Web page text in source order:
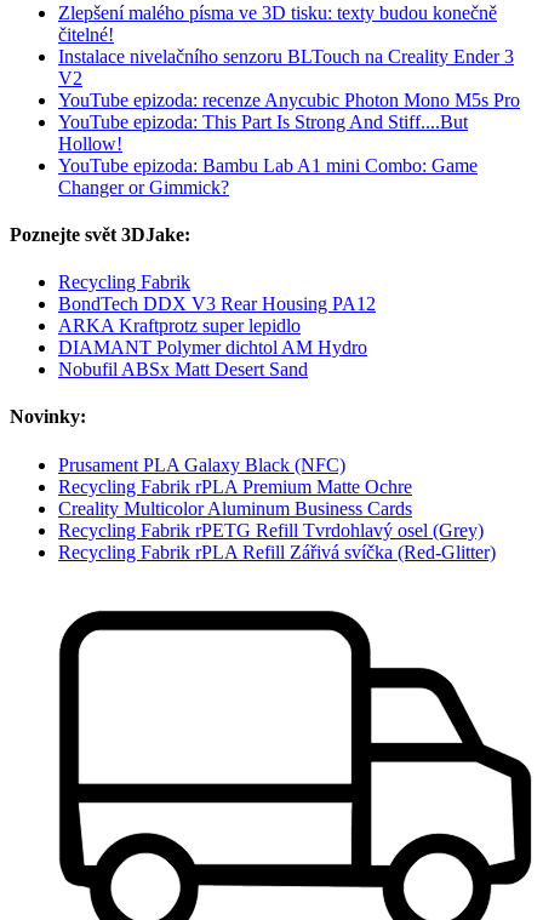
Zlepšení malého písma ve 3D tisku: texty budou konečně
čitelné!
Instalace nivelačního senzoru BLTouch na Creality Ender 3
V2
YouTube epizoda: recenze Anycubic Photon Mono M5s Pro
YouTube epizoda: This Part Is Strong And Stiff....But
Hollow!
YouTube epizoda: Bambu Lab A1 mini Combo: Game
Changer or Gimmick?
Poznejte svět 3DJake:
Recycling Fabrik
BondTech DDX V3 Rear Housing PA12
ARKA Kraftprotz super lepidlo
DIAMANT Polymer dichtol AM Hydro
Nobufil ABSx Matt Desert Sand
Novinky:
Prusament PLA Galaxy Black (NFC)
Recycling Fabrik rPLA Premium Matte Ochre
Creality Multicolor Aluminum Business Cards
Recycling Fabrik rPETG Refill Tvrdohlavý osel (Grey)
Recycling Fabrik rPLA Refill Zářivá svíčka (Red-Glitter)